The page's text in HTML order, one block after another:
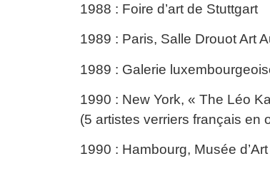
1988 : Foire d’art de Stuttgart
1989 : Paris, Salle Drouot Art
1989 : Galerie
1990 : New York, « The Léo
(5 artistes verriers français en
1990 : Hambourg, Musée